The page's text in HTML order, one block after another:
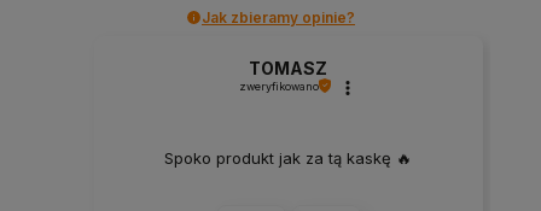
Jak zbieramy opinie?
TOMASZ
zweryfikowano
Spoko produkt jak za tą kaskę 🔥